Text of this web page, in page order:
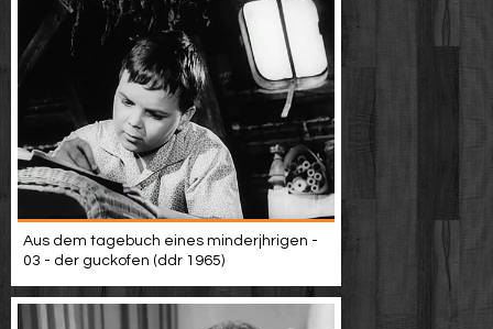
Aus dem tagebuch eines minderjhrigen -
03 - der guckofen (ddr 1965)